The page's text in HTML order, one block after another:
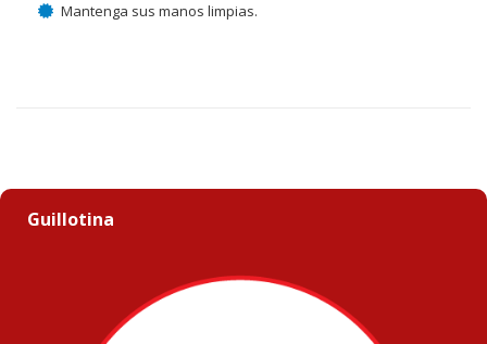
Mantenga sus manos limpias.
Guillotina